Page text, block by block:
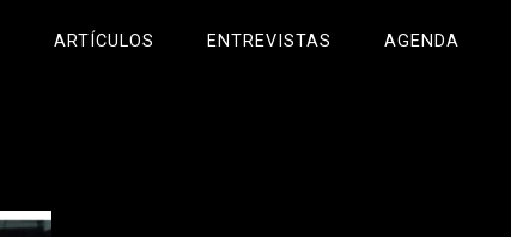
ARTÍCULOS ENTREVISTAS AGENDA